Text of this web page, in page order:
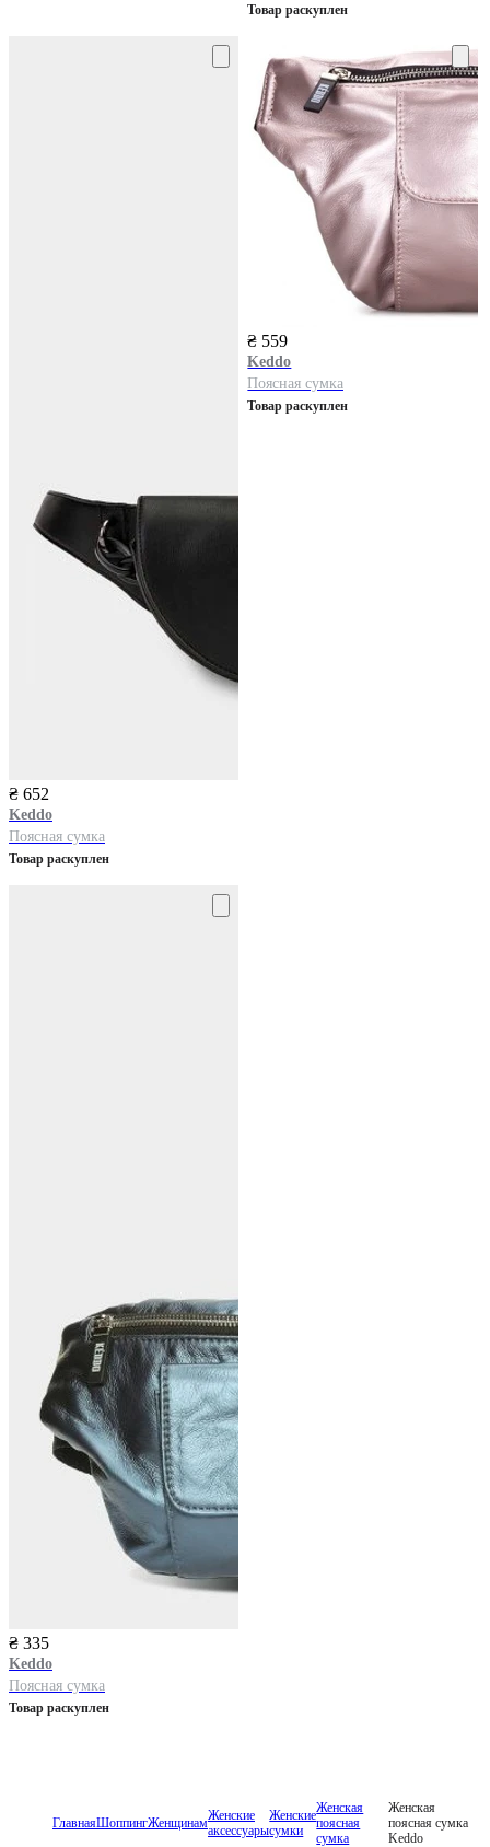
Товар раскуплен
₴ 652
Keddo
Поясная сумка
Товар раскуплен
₴ 559
Keddo
Поясная сумка
Товар раскуплен
₴ 335
Keddo
Поясная сумка
Товар раскуплен
ГлавнаяШоппингЖенщинамЖенские
аксессуары
Женские
сумки
Женская
поясная
сумка
Женская
поясная сумка
Keddo